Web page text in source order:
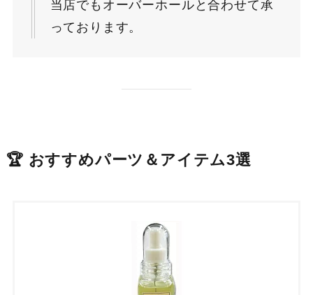
当店でもオーバーホールと合わせて承
っております。
🏆 おすすめパーツ＆アイテム3選